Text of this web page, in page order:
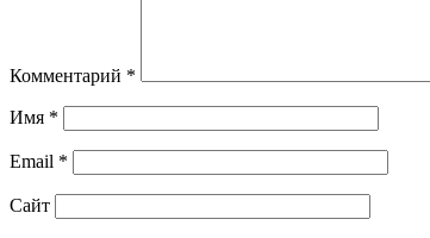
Комментарий *
Имя *
Email *
Сайт